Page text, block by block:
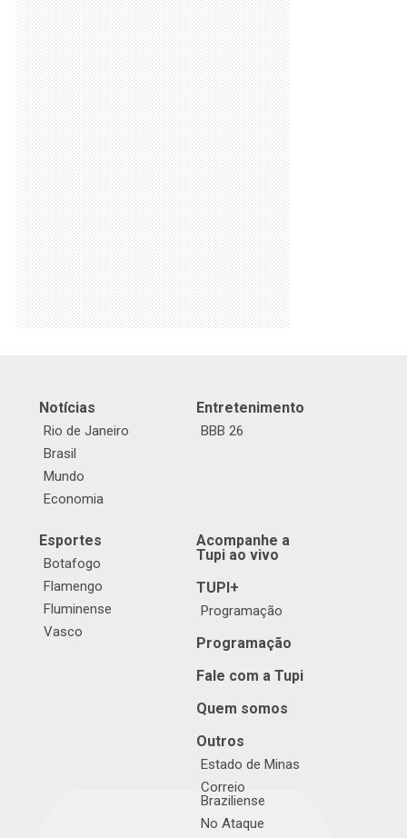
Notícias
Rio de Janeiro
Brasil
Mundo
Economia
Entretenimento
BBB 26
Esportes
Botafogo
Flamengo
Fluminense
Vasco
Acompanhe a
Tupi ao vivo
TUPI+
Programação
Programação
Fale com a Tupi
Quem somos
Outros
Estado de Minas
Correio
Braziliense
No Ataque